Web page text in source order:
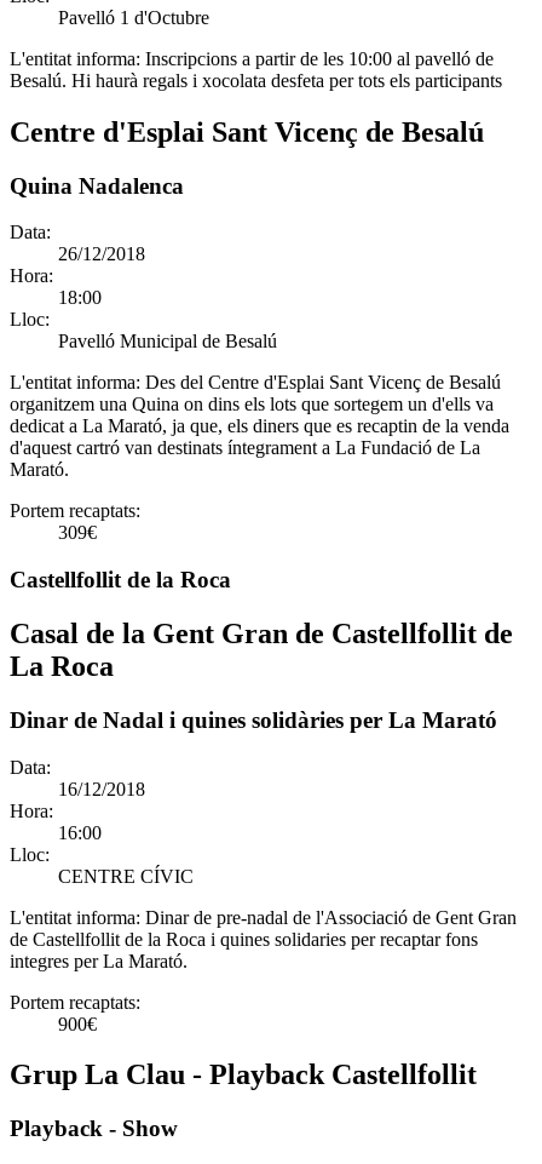
Pavelló 1 d'Octubre
L'entitat informa: Inscripcions a partir de les 10:00 al pavelló de
Besalú. Hi haurà regals i xocolata desfeta per tots els participants
Centre d'Esplai Sant Vicenç de Besalú
Quina Nadalenca
Data:
26/12/2018
Hora:
18:00
Lloc:
Pavelló Municipal de Besalú
L'entitat informa: Des del Centre d'Esplai Sant Vicenç de Besalú
organitzem una Quina on dins els lots que sortegem un d'ells va
dedicat a La Marató, ja que, els diners que es recaptin de la venda
d'aquest cartró van destinats íntegrament a La Fundació de La
Marató.
Portem recaptats:
309€
Castellfollit de la Roca
Casal de la Gent Gran de Castellfollit de
La Roca
Dinar de Nadal i quines solidàries per La Marató
Data:
16/12/2018
Hora:
16:00
Lloc:
CENTRE CÍVIC
L'entitat informa: Dinar de pre-nadal de l'Associació de Gent Gran
de Castellfollit de la Roca i quines solidaries per recaptar fons
integres per La Marató.
Portem recaptats:
900€
Grup La Clau - Playback Castellfollit
Playback - Show